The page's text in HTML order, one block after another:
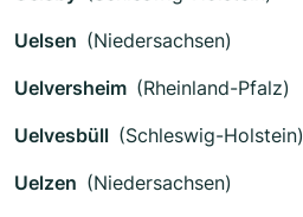
Uelsen (Niedersachsen)
Uelversheim (Rheinland-Pfalz)
Uelvesbüll (Schleswig-Holstein)
Uelzen (Niedersachsen)